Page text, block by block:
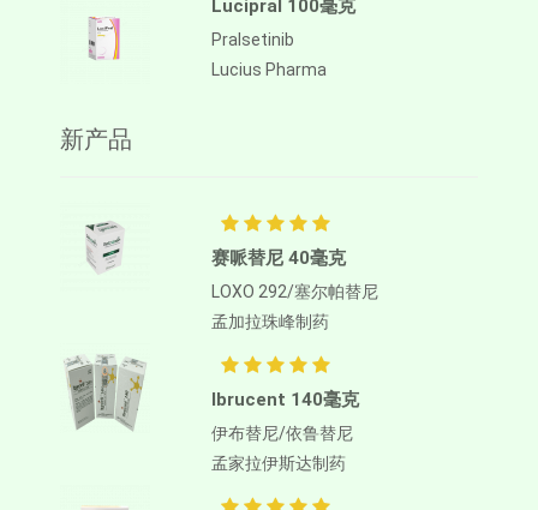
Lucipral 100毫克
Pralsetinib
Lucius Pharma
新产品
赛哌替尼 40毫克
LOXO 292/塞尔帕替尼
孟加拉珠峰制药
Ibrucent 140毫克
伊布替尼/依鲁替尼
孟家拉伊斯达制药